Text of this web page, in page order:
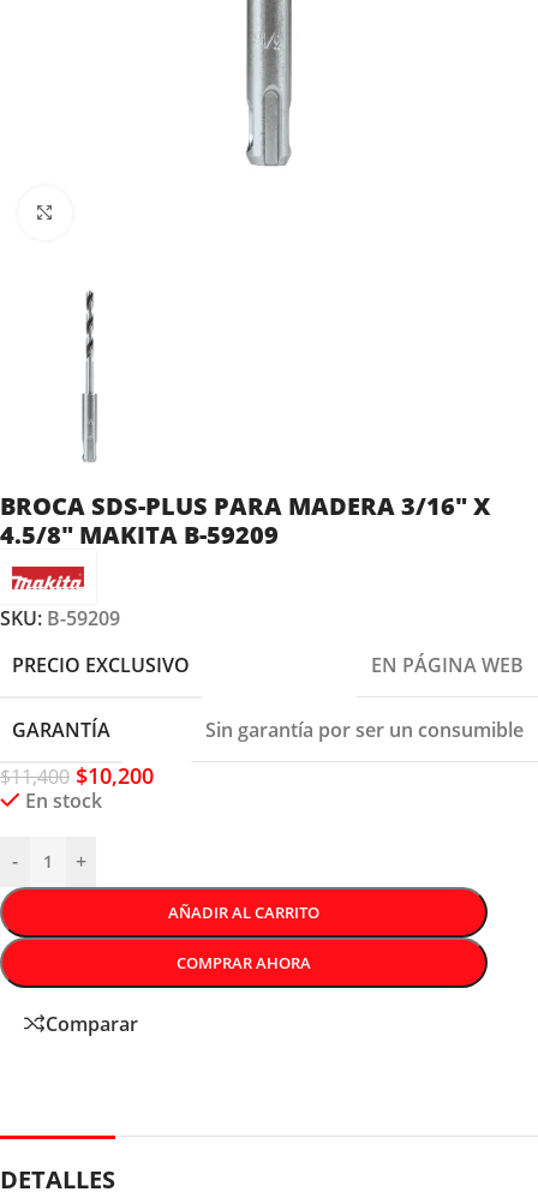
BROCA SDS-PLUS PARA MADERA 3/16″ X
4.5/8″ MAKITA B-59209
SKU: B-59209
PRECIO EXCLUSIVO
EN PÁGINA WEB
GARANTÍA
Sin garantía por ser un consumible
$11,400 $10,200
En stock
- +
AÑADIR AL CARRITO
COMPRAR AHORA
Comparar
DETALLES